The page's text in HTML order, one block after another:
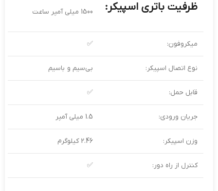
ظرفیت باتری اسپیکر: 1500 میلی آمپر ساعت
میکروفون: ✅
نوع اتصال اسپیکر: بی‌سیم و باسیم
قابل حمل: ✅
جریان ورودی: 1.5 میلی آمپر
وزن اسپیکر: 2.46 کیلوگرم
کنترل از راه دور: ✅